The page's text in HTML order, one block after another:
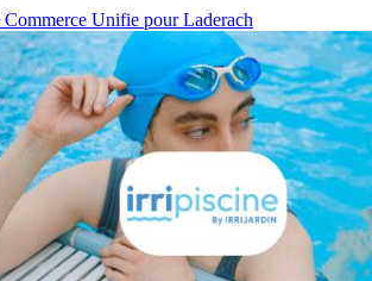
Commerce Unifie pour Laderach